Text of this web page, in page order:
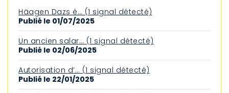
Häagen Dazs é… (1 signal détecté)
Publié le 01/07/2025
Un ancien salar… (1 signal détecté)
Publié le 02/06/2025
Autorisation d’… (1 signal détecté)
Publié le 22/01/2025